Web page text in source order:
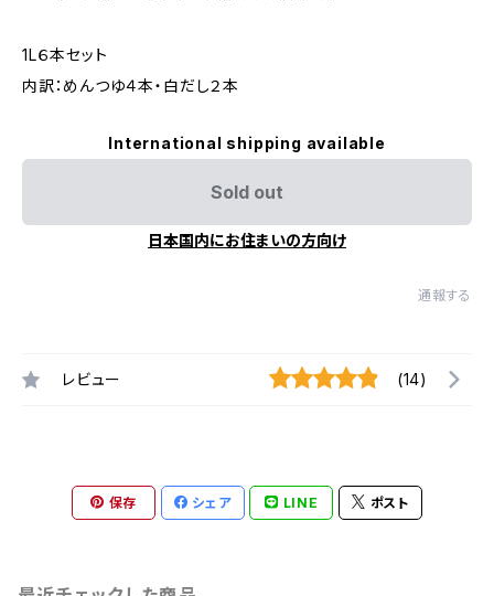
1L６本セット
内訳：めんつゆ４本・白だし２本
International shipping available
Sold out
日本国内にお住まいの方向け
通報する
レビュー (14)
保存 シェア LINE ポスト